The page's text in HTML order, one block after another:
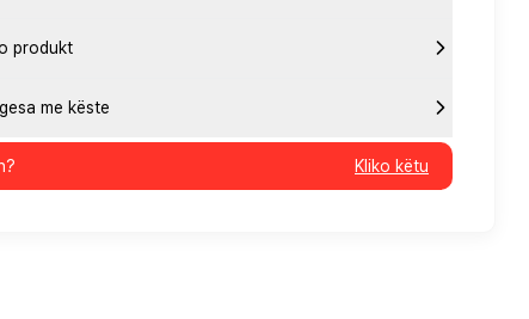
produkt
me këste
Kliko këtu